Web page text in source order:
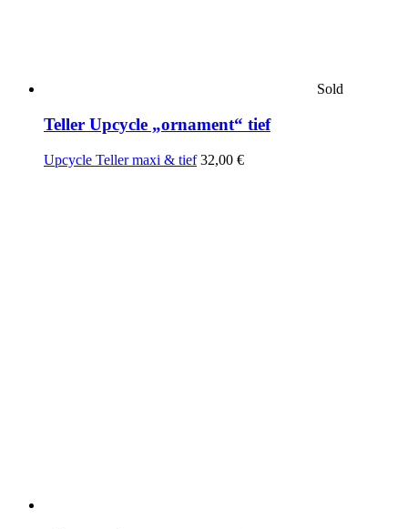
Sold
Teller Upcycle „ornament“ tief
Upcycle Teller maxi & tief 32,00 €